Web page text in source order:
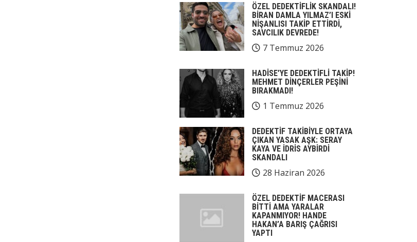
ÖZEL DEDEKTİFLİK SKANDALI!
BİRAN DAMLA YILMAZ’I ESKİ
NİŞANLISI TAKİP ETTİRDİ,
SAVCILIK DEVREDE!
7 Temmuz 2026
HADİSE’YE DEDEKTİFLİ TAKİP!
MEHMET DİNÇERLER PEŞİNİ
BIRAKMADI!
1 Temmuz 2026
DEDEKTİF TAKİBİYLE ORTAYA
ÇIKAN YASAK AŞK: SERAY
KAYA VE İDRİS AYBİRDİ
SKANDALI
28 Haziran 2026
ÖZEL DEDEKTİF MACERASI
BİTTİ AMA YARALAR
KAPANMIYOR! HANDE
HAKAN’A BARIŞ ÇAĞRISI
YAPTI